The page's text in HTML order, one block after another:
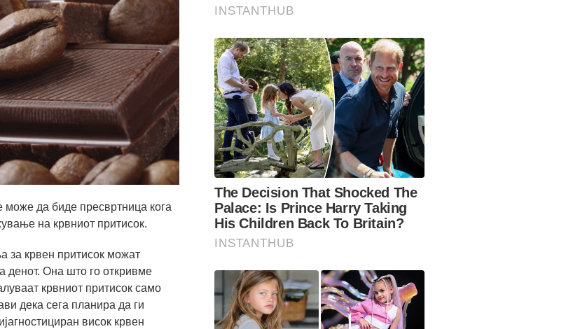
може да биде пресвртница кога
на крвниот притисок.
за крвен притисок можат
денот. Она што го откривме
крвниот притисок само
дека сега планира да ги
висок крвен